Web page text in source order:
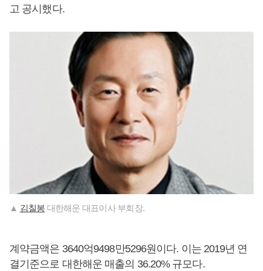
고 공시했다.
▲ 김칠봉 대한해운 대표이사 부회장.
계약금액은 3640억9498만5296원이다. 이는 2019년 연
결기준으로 대한해운 매출의 36.20% 규모다.